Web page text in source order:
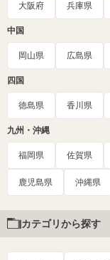
大阪府 兵庫県
中国
岡山県 広島県
四国
徳島県 香川県
九州・沖縄
福岡県 佐賀県
鹿児島県 沖縄県
カテゴリから探す